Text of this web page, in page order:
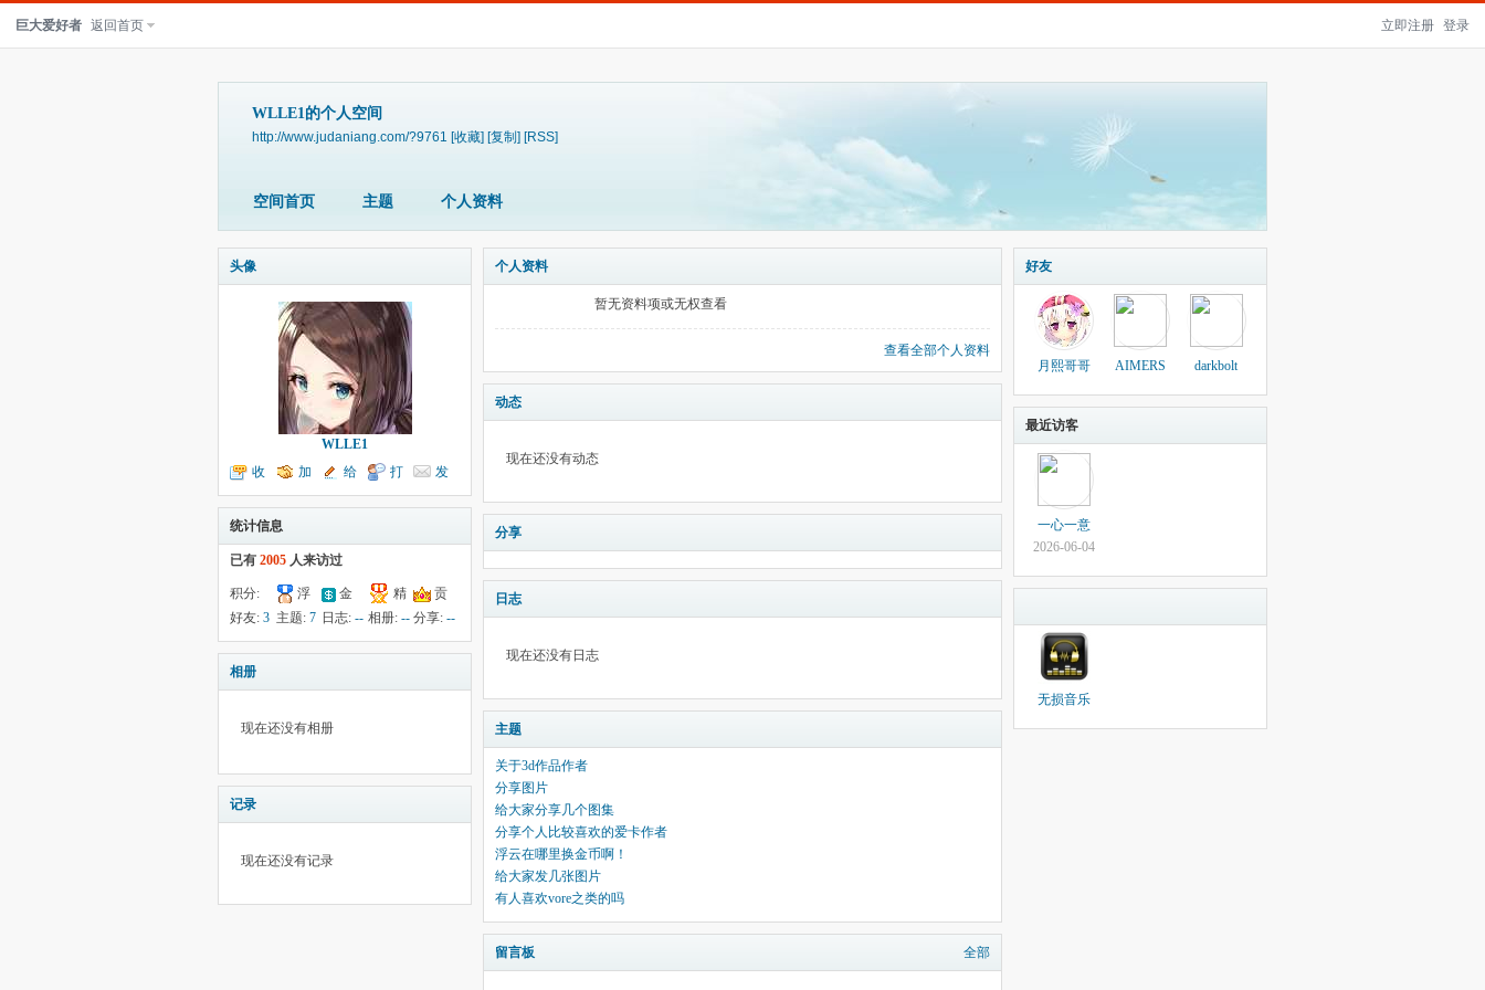
立即注册 登录
巨大爱好者 返回首页
WLLE1的个人空间
http://www.judaniang.com/?9761 [收藏] [复制] [RSS]
空间首页 主题 个人资料
头像
WLLE1
收
听TA
加
为好友
给
我留言
打
个招呼
发
送消息
统计信息
已有 2005 人来访过
积分:
21
浮
云:10
金
钱:--
精
华:--
贡
献:--
好友: 3 主题: 7 日志:-- 相册: -- 分享:--
相册
现在还没有相册
记录
现在还没有记录
个人资料
暂无资料项或无权查看
查看全部个人资料
动态
现在还没有动态
分享
日志
现在还没有日志
主题
关于3d作品作者
分享图片
给大家分享几个图集
分享个人比较喜欢的爱卡作者
浮云在哪里换金币啊！
给大家发几张图片
有人喜欢vore之类的吗
留言板 全部
好友
月熙哥哥 AIMERS darkbolt
最近访客
一心一意
2026-06-04
无损音乐